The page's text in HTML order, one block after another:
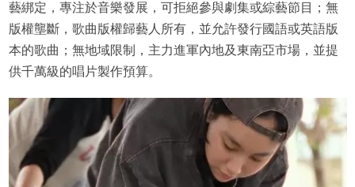
藝綁定，專注於音樂發展，可拒絕參與劇集或綜藝節目；無
版權壟斷，歌曲版權歸藝人所有，並允許發行國語或英語版
本的歌曲；無地域限制，主力進軍內地及東南亞市場，並提
供千萬級的唱片製作預算。